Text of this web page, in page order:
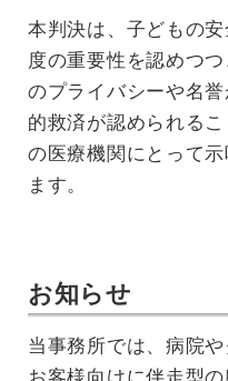
本判決は、子どもの
度の重要性を認めつ
のプライバシーや名
的救済が認められる
の医療機関にとって
ます。
お知らせ
当事務所では、病院